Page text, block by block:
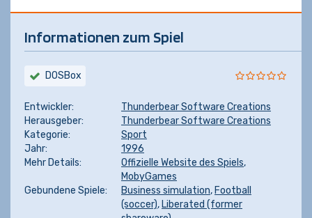
Informationen zum Spiel
DOSBox
Entwickler:
Thunderbear Software Creations
Herausgeber:
Thunderbear Software Creations
Kategorie:
Sport
Jahr:
1996
Mehr Details:
Offizielle Website des Spiels,
MobyGames
Gebundene Spiele:
Business simulation, Football
(soccer), Liberated (former